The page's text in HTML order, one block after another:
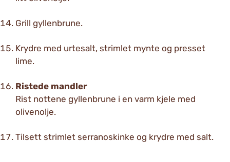
Grill gyllenbrune.
Krydre med urtesalt, strimlet mynte og presset
lime.
Ristede mandler
Rist nottene gyllenbrune i en varm kjele med
olivenolje.
Tilsett strimlet serranoskinke og krydre med salt.